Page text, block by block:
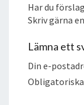
Har du
Skriv gärna
Lämna ett
Din e-